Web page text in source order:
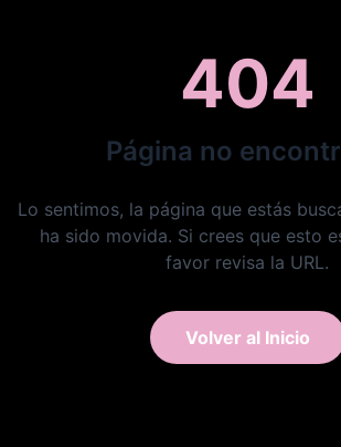
404
Página no
Lo sentimos, la página que estás
ha sido movida. Si crees que esto
favor revisa la URL.
Volver al Inicio